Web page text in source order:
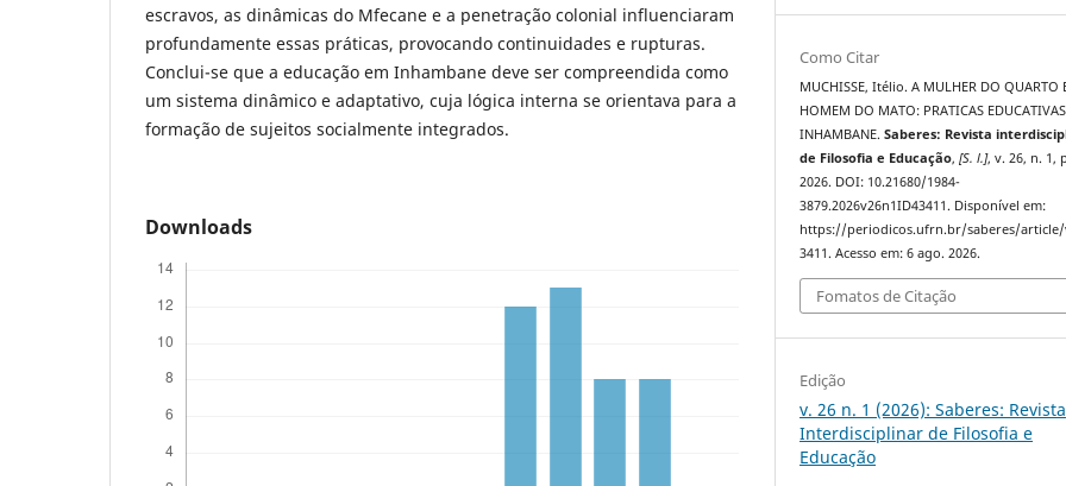
escravos, as dinâmicas do Mfecane e a penetração colonial influenciaram
profundamente essas práticas, provocando continuidades e rupturas.
Conclui-se que a educação em Inhambane deve ser compreendida como
um sistema dinâmico e adaptativo, cuja lógica interna se orientava para a
formação de sujeitos socialmente integrados.
Downloads
Como Citar
MUCHISSE, Itélio. A MULHER DO QUARTO
HOMEM DO MATO: PRATICAS
INHAMBANE.Saberes: Revista
de Filosofia e Educação,[S. l.], v. 26, n. 1,
2026. DOI: 10.21680/1984-
3879.2026v26n1ID43411. Disponível em:
https://periodicos.ufrn.br/saberes/
3411. Acesso em: 6 ago. 2026.
Fomatos de Citação
Edição
v. 26 n. 1 (2026): Saberes: Revista
Interdisciplinar de Filosofia e
Educação